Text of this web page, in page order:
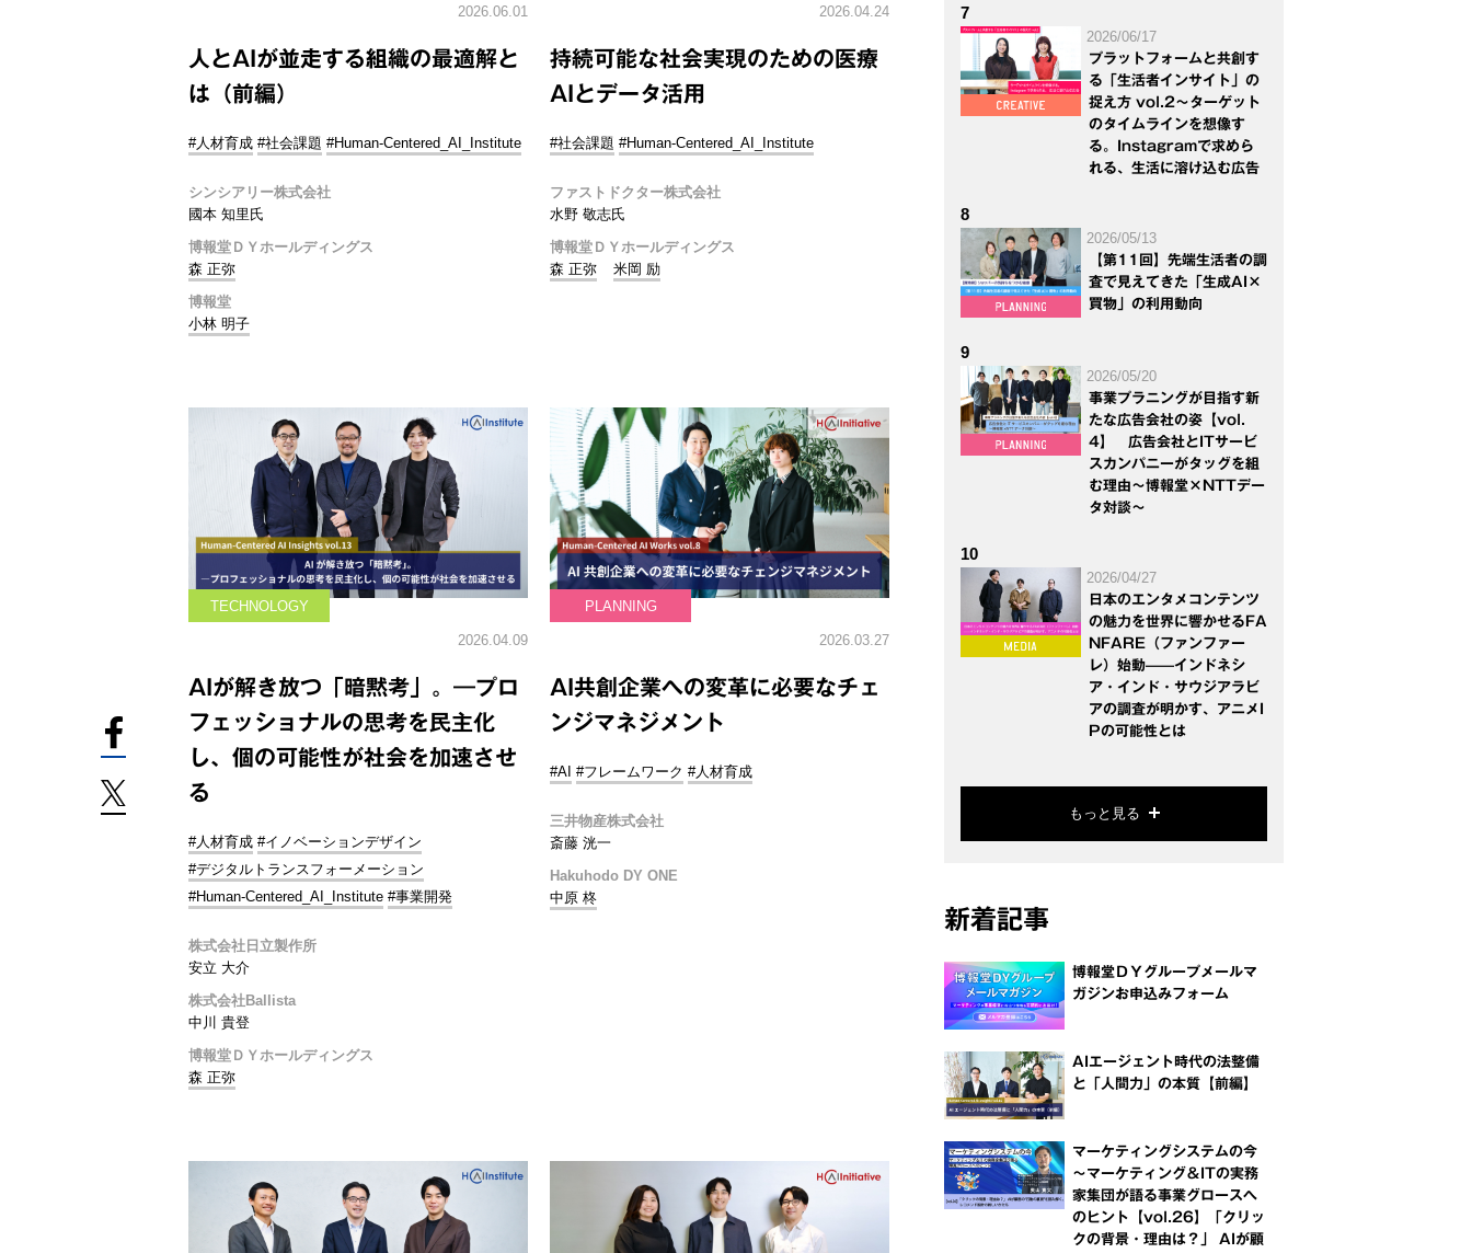
2026.06.01
人とAIが並走する組織の最適解と
は（前編）
#人材育成 #社会課題 #Human-Centered_AI_Institute
シンシアリー株式会社
國本 知里氏
博報堂ＤＹホールディングス
森 正弥
博報堂
小林 明子
2026.04.24
持続可能な社会実現のための医療
AIとデータ活用
#社会課題 #Human-Centered_AI_Institute
ファストドクター株式会社
水野 敬志氏
博報堂ＤＹホールディングス
森 正弥
米岡 励
TECHNOLOGY
2026.04.09
AIが解き放つ「暗黙考」。―プロ
フェッショナルの思考を民主化
し、個の可能性が社会を加速させ
る
#人材育成 #イノベーションデザイン
#デジタルトランスフォーメーション
#Human-Centered_AI_Institute #事業開発
株式会社日立製作所
安立 大介
株式会社Ballista
中川 貴登
博報堂ＤＹホールディングス
森 正弥
PLANNING
2026.03.27
AI共創企業への変革に必要なチェ
ンジマネジメント
#AI #フレームワーク #人材育成
三井物産株式会社
斎藤 洸一
Hakuhodo DY ONE
中原 柊
7
2026/06/17
プラットフォームと共創す
る「生活者インサイト」の
捉え方 vol.2～ターゲット
のタイムラインを想像す
る。Instagramで求めら
れる、生活に溶け込む広告
8
2026/05/13
【第11回】先端生活者の調
査で見えてきた「生成AI×
買物」の利用動向
9
2026/05/20
事業プラニングが目指す新
たな広告会社の姿【vol.
4】 広告会社とITサービ
スカンパニーがタッグを組
む理由～博報堂×NTTデー
タ対談～
10
2026/04/27
日本のエンタメコンテンツ
の魅力を世界に響かせるFA
NFARE（ファンファー
レ）始動——インドネシ
ア・インド・サウジアラビ
アの調査が明かす、アニメI
Pの可能性とは
もっと見る
新着記事
博報堂ＤＹグループメールマ
ガジンお申込みフォーム
AIエージェント時代の法整備
と「人間力」の本質【前編】
マーケティングシステムの今
～マーケティング＆ITの実務
家集団が語る事業グロースへ
のヒント【vol.26】「クリッ
クの背景・理由は？」 AIが顧